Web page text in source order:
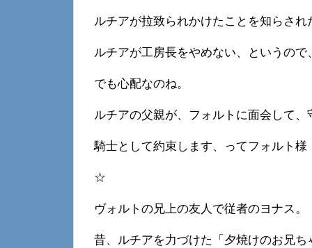
ルチアが拉致られかけたことを知らされ
ルチアが工房長をやめない、というの
でも心配なのね。
ルチアの父親が、フォルトに面会して
騎士として約束します、ってフォルト様
☆
ヴォルトの兄上の友人で従者のヨナス。
昔、ルチアを力づけた「夕焼けのお兄ち